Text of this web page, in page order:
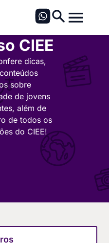
CIEE
dicas,
sobre
de jovens
além de
de todos os
do CIEE!